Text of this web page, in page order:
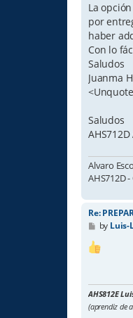
La
por
haber
Con lo
Saludos
Juanma
Saludos
Alvaro
AHS712D
Re:
P
s
t
by Luis-
AHS812E
(aprendiz de